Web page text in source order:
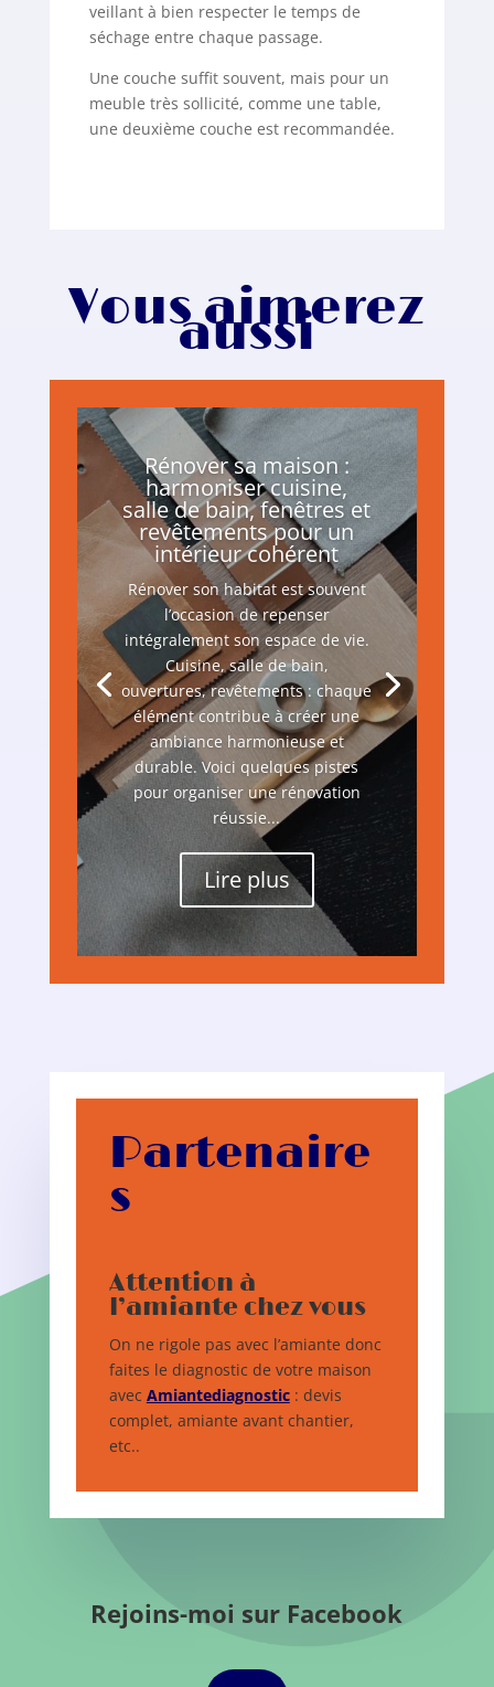
veillant à bien respecter le temps de
séchage entre chaque passage.
Une couche suffit souvent, mais pour un
meuble très sollicité, comme une table,
une deuxième couche est recommandée.
Vous aimerez
aussi
Rénover sa maison :
harmoniser cuisine,
salle de bain, fenêtres et
revêtements pour un
intérieur cohérent
Rénover son habitat est souvent
l’occasion de repenser
intégralement son espace de vie.
Cuisine, salle de bain,
ouvertures, revêtements : chaque
élément contribue à créer une
ambiance harmonieuse et
durable. Voici quelques pistes
pour organiser une rénovation
réussie...
Lire plus
Partenaire
s
Attention à
l’amiante chez vous
On ne rigole pas avec l’amiante donc
faites le diagnostic de votre maison
avec Amiantediagnostic: devis
complet, amiante avant chantier,
etc..
Rejoins-moi sur Facebook